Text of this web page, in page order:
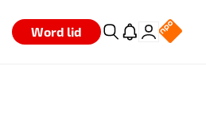
Word lid